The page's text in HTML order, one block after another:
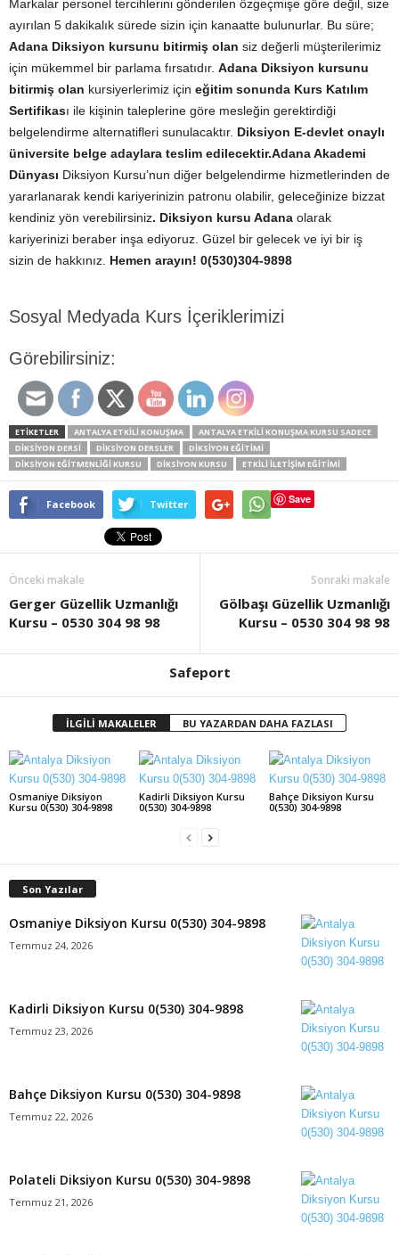
Markalar personel tercihlerini gönderilen özgeçmişe göre değil, size
ayırılan 5 dakikalık sürede sizin için kanaatte bulunurlar. Bu süre;
Adana Diksiyon kursunu bitirmiş olan siz değerli müşterilerimiz
için mükemmel bir parlama fırsatıdır. Adana Diksiyon kursunu
bitirmiş olan kursiyerlerimiz için eğitim sonunda Kurs Katılım
Sertifikası ile kişinin taleplerine göre mesleğin gerektirdiği
belgelendirme alternatifleri sunulacaktır. Diksiyon E-devlet onaylı
üniversite belge adaylara teslim edilecektir.Adana Akademi
Dünyası Diksiyon Kursu’nun diğer belgelendirme hizmetlerinden de
yararlanarak kendi kariyerinizin patronu olabilir, geleceğinize bizzat
kendiniz yön verebilirsiniz. Diksiyon kursu Adana olarak
kariyerinizi beraber inşa ediyoruz. Güzel bir gelecek ve iyi bir iş
sizin de hakkınız. Hemen arayın! 0(530)304-9898
Sosyal Medyada Kurs İçeriklerimizi
Görebilirsiniz:
ETİKETLER ANTALYA ETKILI KONUŞMA
ANTALYA ETKILI KONUŞMA KURSU SADECE
DIKSIYON DERSI
DIKSIYON DERSLER
DIKSIYON EĞITIMI
DIKSIYON EĞITMENLIĞI KURSU
DİKSİYON KURSU ETKILI ILETIŞIM EĞITIMI
Facebook Twitter Save
Önceki makale
Gerger Güzellik Uzmanlığı
Kursu – 0530 304 98 98
Sonraki makale
Gölbaşı Güzellik Uzmanlığı
Kursu – 0530 304 98 98
Safeport
İLGİLİ MAKALELER BU YAZARDAN DAHA FAZLASI
Osmaniye Diksiyon
Kursu 0(530) 304-9898
Kadirli Diksiyon Kursu
0(530) 304-9898
Bahçe Diksiyon Kursu
0(530) 304-9898
Son Yazılar
Osmaniye Diksiyon Kursu 0(530) 304-9898
Temmuz 24, 2026
Kadirli Diksiyon Kursu 0(530) 304-9898
Temmuz 23, 2026
Bahçe Diksiyon Kursu 0(530) 304-9898
Temmuz 22, 2026
Polateli Diksiyon Kursu 0(530) 304-9898
Temmuz 21, 2026